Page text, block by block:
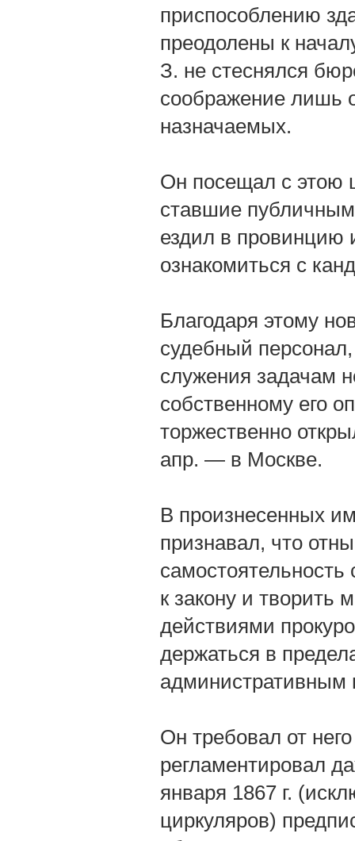
приспособлению
преодолены к
З. не стеснялся
соображение лишь
назначаемых.
Он посещал с этою
ставшие
ездил в провинцию
ознакомиться с
Благодаря этому
судебный
служения задачам
собственному его
торжественно
апр. — в Москве.
В произнесенных
признавал, что
к закону и творить
действиями
держаться в
Он требовал от
регламентировал
января 1867 г.
циркуляров)